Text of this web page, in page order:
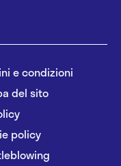
e condizioni
del sito
policy